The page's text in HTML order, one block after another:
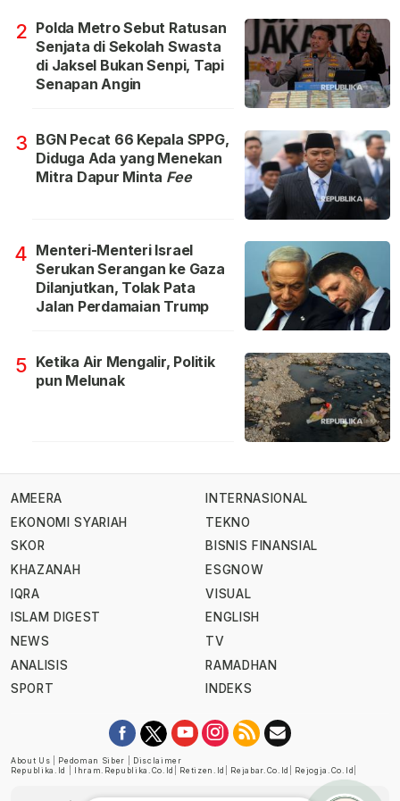
2 Polda Metro Sebut Ratusan
Senjata di Sekolah Swasta
di Jaksel Bukan Senpi, Tapi
Senapan Angin
3 BGN Pecat 66 Kepala SPPG,
Diduga Ada yang Menekan
Mitra Dapur Minta Fee
4 Menteri-Menteri Israel
Serukan Serangan ke Gaza
Dilanjutkan, Tolak Pata
Jalan Perdamaian Trump
5 Ketika Air Mengalir, Politik
pun Melunak
AMEERA
EKONOMI SYARIAH
SKOR
KHAZANAH
IQRA
ISLAM DIGEST
NEWS
ANALISIS
SPORT
INTERNASIONAL
TEKNO
BISNIS FINANSIAL
ESGNOW
VISUAL
ENGLISH
TV
RAMADHAN
INDEKS
About Us Pedoman Siber
Disclaimer
Republika.id
Ihram.republika.co.id Retizen.id Rejabar.co.id Rejogja.co.id